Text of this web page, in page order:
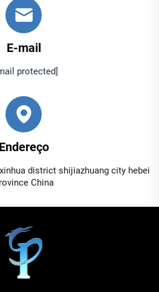
E-mail
protected]
Endereço
district shijiazhuang city hebei
China